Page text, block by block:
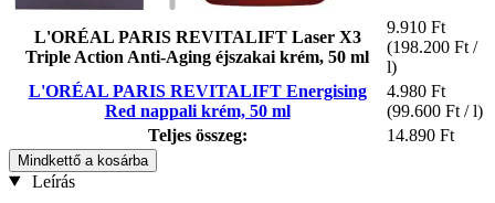
L'ORÉAL PARIS REVITALIFT Laser X3
Triple Action Anti-Aging éjszakai krém, 50 ml
9.910 Ft
(198.200 Ft /
l)
L'ORÉAL PARIS REVITALIFT Energising
Red nappali krém, 50 ml
4.980 Ft
(99.600 Ft / l)
Teljes összeg:
14.890 Ft
Mindkettő a kosárba
Leírás